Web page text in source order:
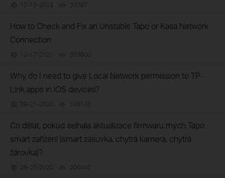
12-13-2023 33797
How to Check and Fix an Unstable Tapo or Kasa Network
Connection
12-17-2021 363600
Why do I need to give Local Network permission to TP-
Link apps in iOS devices?
09-21-2020 188135
Co dělat, pokud selhala aktualizace firmwaru mých Tapo
smart zařízení (smart zásuvka, chytrá kamera, chytrá
žárovka)?
06-25-2020 200447